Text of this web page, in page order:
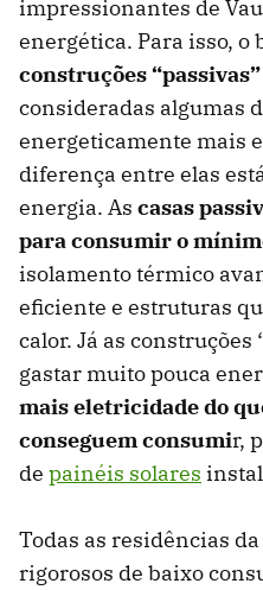
impressionantes de
energética. Para isso, o
construções “passivas”
consideradas algumas
energeticamente mais
diferença entre elas
energia. As casas
para consumir o
isolamento térmico
eficiente e estruturas
calor. Já as
gastar muito pouca
mais eletricidade do
conseguem consumir,
de painéis solares
Todas as residências
rigorosos de baixo